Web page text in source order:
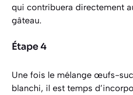
qui contribuera directement
gâteau.
Étape 4
Une fois le mélange œufs-
blanchi, il est temps